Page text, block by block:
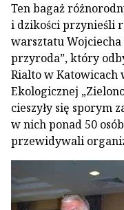
Ten bagaż
i dzikości przynieśli
warsztatu Wojciecha
przyroda”, który
Rialto w Katowicach
Ekologicznej
cieszyły się sporym
w nich ponad 50
przewidywali